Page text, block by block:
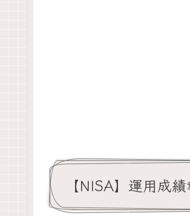
【NISA】運用成